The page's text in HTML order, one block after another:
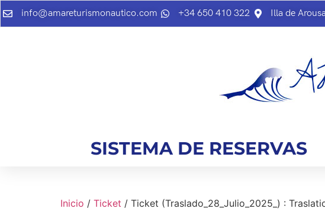
info@amareturismonautico.com +34 650 410 322 Illa de
SISTEMA DE RESERVAS
Inicio / Ticket / Ticket (Traslado_28_Julio_2025_) :